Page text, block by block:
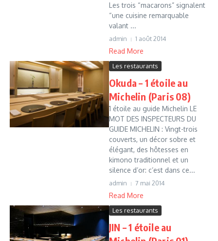
Les trois “macarons” signalent
“une cuisine remarquable
valant ...
admin 1 août 2014
Read More
Les restaurants
Okuda – 1 étoile au
Michelin (Paris 08)
1 étoile au guide Michelin LE
MOT DES INSPECTEURS DU
GUIDE MICHELIN : Vingt-trois
couverts, un décor sobre et
élégant, des hôtesses en
kimono traditionnel et un
silence d’or: c’est dans ce...
admin 7 mai 2014
Read More
Les restaurants
JIN – 1 étoile au